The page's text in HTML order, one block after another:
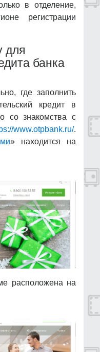
в отделение,
регистрации
для
банка
где заполнить
кредит в
со знакомства с
www.otpbank.ru/.
» находится на
расположена на